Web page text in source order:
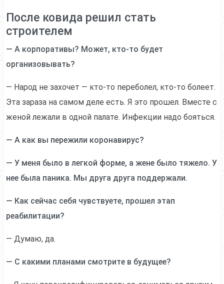
После ковида решил стать
строителем
— А корпоративы? Может, кто-то будет
организовывать?
— Народ не захочет — кто-то переболел, кто-то болеет.
Эта зараза на самом деле есть. Я это прошел. Вместе с
женой лежали в одной палате. Инфекции надо бояться.
— А как вы пережили коронавирус?
— У меня было в легкой форме, а жене было тяжело. У
нее была паника. Мы друга друга поддержали.
— Как сейчас себя чувствуете, прошел этап
реабилитации?
— Думаю, да.
— С какими планами смотрите в будущее?